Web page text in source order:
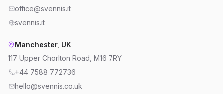
office@svennis.it
svennis.it
Manchester, UK
117 Upper Chorlton Road, M16 7RY
+44 7588 772736
hello@svennis.co.uk